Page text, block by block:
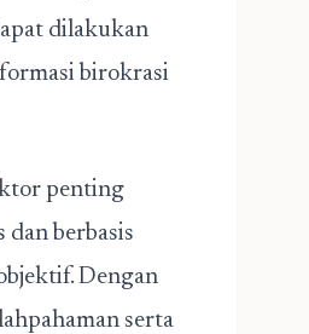
dilakukan
birokrasi
penting
dan berbasis
Dengan
serta